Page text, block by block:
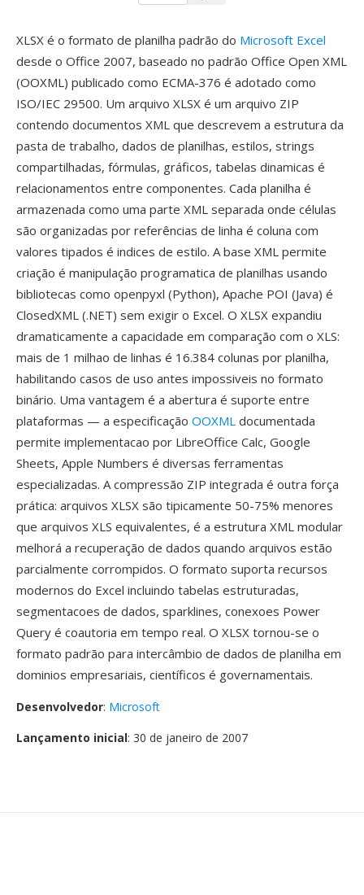
XLSX é o formato de planilha padrão do Microsoft Excel
desde o Office 2007, baseado no padrão Office Open XML
(OOXML) publicado como ECMA-376 é adotado como
ISO/IEC 29500. Um arquivo XLSX é um arquivo ZIP
contendo documentos XML que descrevem a estrutura da
pasta de trabalho, dados de planilhas, estilos, strings
compartilhadas, fórmulas, gráficos, tabelas dinamicas é
relacionamentos entre componentes. Cada planilha é
armazenada como uma parte XML separada onde células
são organizadas por referências de linha é coluna com
valores tipados é indices de estilo. A base XML permite
criação é manipulação programatica de planilhas usando
bibliotecas como openpyxl (Python), Apache POI (Java) é
ClosedXML (.NET) sem exigir o Excel. O XLSX expandiu
dramaticamente a capacidade em comparação com o XLS:
mais de 1 milhao de linhas é 16.384 colunas por planilha,
habilitando casos de uso antes impossiveis no formato
binário. Uma vantagem é a abertura é suporte entre
plataformas — a especificação OOXML documentada
permite implementacao por LibreOffice Calc, Google
Sheets, Apple Numbers é diversas ferramentas
especializadas. A compressão ZIP integrada é outra força
prática: arquivos XLSX são tipicamente 50-75% menores
que arquivos XLS equivalentes, é a estrutura XML modular
melhorá a recuperação de dados quando arquivos estão
parcialmente corrompidos. O formato suporta recursos
modernos do Excel incluindo tabelas estruturadas,
segmentacoes de dados, sparklines, conexoes Power
Query é coautoria em tempo real. O XLSX tornou-se o
formato padrão para intercâmbio de dados de planilha em
dominios empresariais, científicos é governamentais.
Desenvolvedor: Microsoft
Lançamento inicial: 30 de janeiro de 2007